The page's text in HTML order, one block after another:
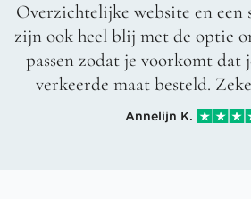
Overzichtelijke website en een
zijn ook heel blij met de optie
passen zodat je voorkomt dat
verkeerde maat besteld.
Annelijn K.